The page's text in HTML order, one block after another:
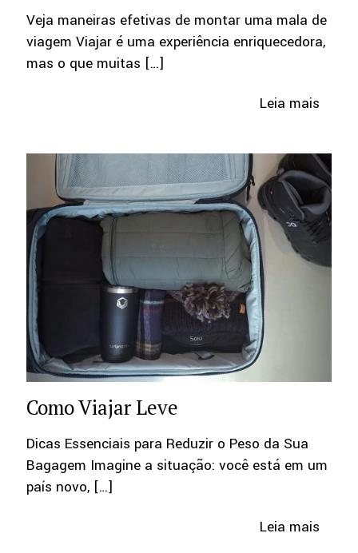
Veja maneiras efetivas de montar uma mala de
viagem Viajar é uma experiência enriquecedora,
mas o que muitas […]
Leia mais
Como Viajar Leve
Dicas Essenciais para Reduzir o Peso da Sua
Bagagem Imagine a situação: você está em um
país novo, […]
Leia mais